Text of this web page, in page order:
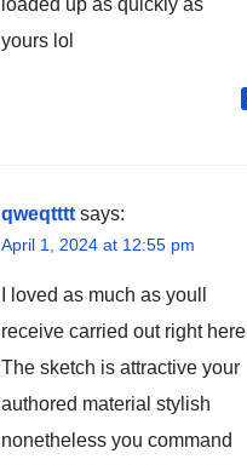
loaded up as quickly as
yours lol
qweqtttt says:
April 1, 2024 at 12:55 pm
I loved as much as youll
receive carried out right here
The sketch is attractive your
authored material stylish
nonetheless you command